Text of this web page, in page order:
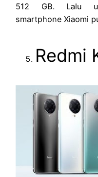
512 GB. Lalu
smartphone Xiaomi
Redmi